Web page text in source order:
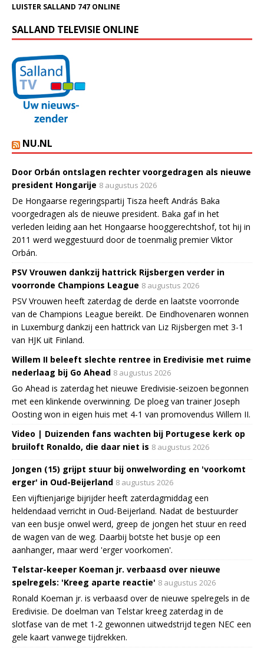
LUISTER SALLAND 747 ONLINE
SALLAND TELEVISIE ONLINE
NU.NL
Door Orbán ontslagen rechter voorgedragen als nieuwe
president Hongarije 8 augustus 2026
De Hongaarse regeringspartij Tisza heeft András Baka
voorgedragen als de nieuwe president. Baka gaf in het
verleden leiding aan het Hongaarse hooggerechtshof, tot hij in
2011 werd weggestuurd door de toenmalig premier Viktor
Orbán.
PSV Vrouwen dankzij hattrick Rijsbergen verder in
voorronde Champions League 8 augustus 2026
PSV Vrouwen heeft zaterdag de derde en laatste voorronde
van de Champions League bereikt. De Eindhovenaren wonnen
in Luxemburg dankzij een hattrick van Liz Rijsbergen met 3-1
van HJK uit Finland.
Willem II beleeft slechte rentree in Eredivisie met ruime
nederlaag bij Go Ahead 8 augustus 2026
Go Ahead is zaterdag het nieuwe Eredivisie-seizoen begonnen
met een klinkende overwinning. De ploeg van trainer Joseph
Oosting won in eigen huis met 4-1 van promovendus Willem II.
Video | Duizenden fans wachten bij Portugese kerk op
bruiloft Ronaldo, die daar niet is 8 augustus 2026
Jongen (15) grijpt stuur bij onwelwording en 'voorkomt
erger' in Oud-Beijerland 8 augustus 2026
Een vijftienjarige bijrijder heeft zaterdagmiddag een
heldendaad verricht in Oud-Beijerland. Nadat de bestuurder
van een busje onwel werd, greep de jongen het stuur en reed
de wagen van de weg. Daarbij botste het busje op een
aanhanger, maar werd 'erger voorkomen'.
Telstar-keeper Koeman jr. verbaasd over nieuwe
spelregels: 'Kreeg aparte reactie' 8 augustus 2026
Ronald Koeman jr. is verbaasd over de nieuwe spelregels in de
Eredivisie. De doelman van Telstar kreeg zaterdag in de
slotfase van de met 1-2 gewonnen uitwedstrijd tegen NEC een
gele kaart vanwege tijdrekken.